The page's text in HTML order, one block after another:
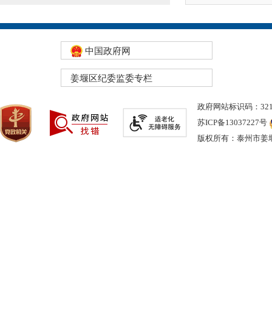
中国政府网
姜堰区纪委监委专栏
政府网站标识码：
苏ICP备13037227号
版权所有：泰州市姜